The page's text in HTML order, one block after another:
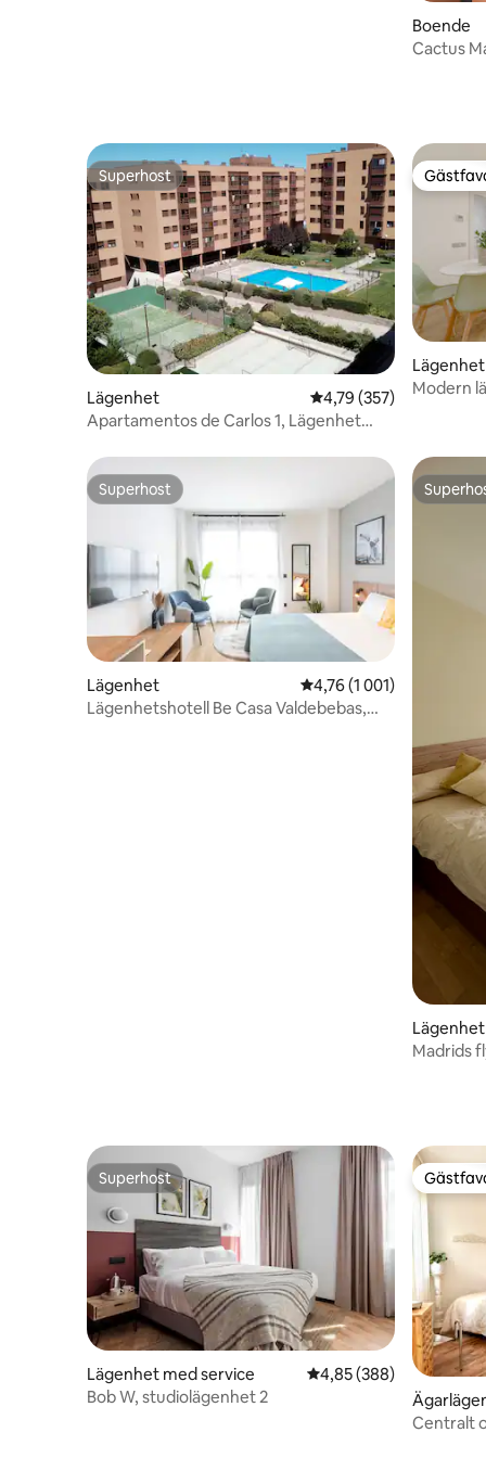
Boende
Cactus
Superhost
Superhost
Lägenhet 4,79 av 5 i
4,79 (357)
Apartamentos de Carlos 1, Lägenhet
Lägenhet
Modern
Superhost
Superhost
Lägenhet 4,76 av 5 i
4,76 (1 001)
Lägenhetshotell Be Casa Valdebebas,
Lägenhet
Madrids
Superhost
Superhost
Lägenhet med service 4,85 av 5 i
4,85 (388)
Bob W, studiolägenhet 2
Centralt